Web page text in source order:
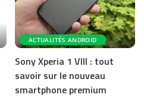
ACTUALITÉS ANDROID
Sony Xperia 1 VIII : tout
savoir sur le nouveau
smartphone premium